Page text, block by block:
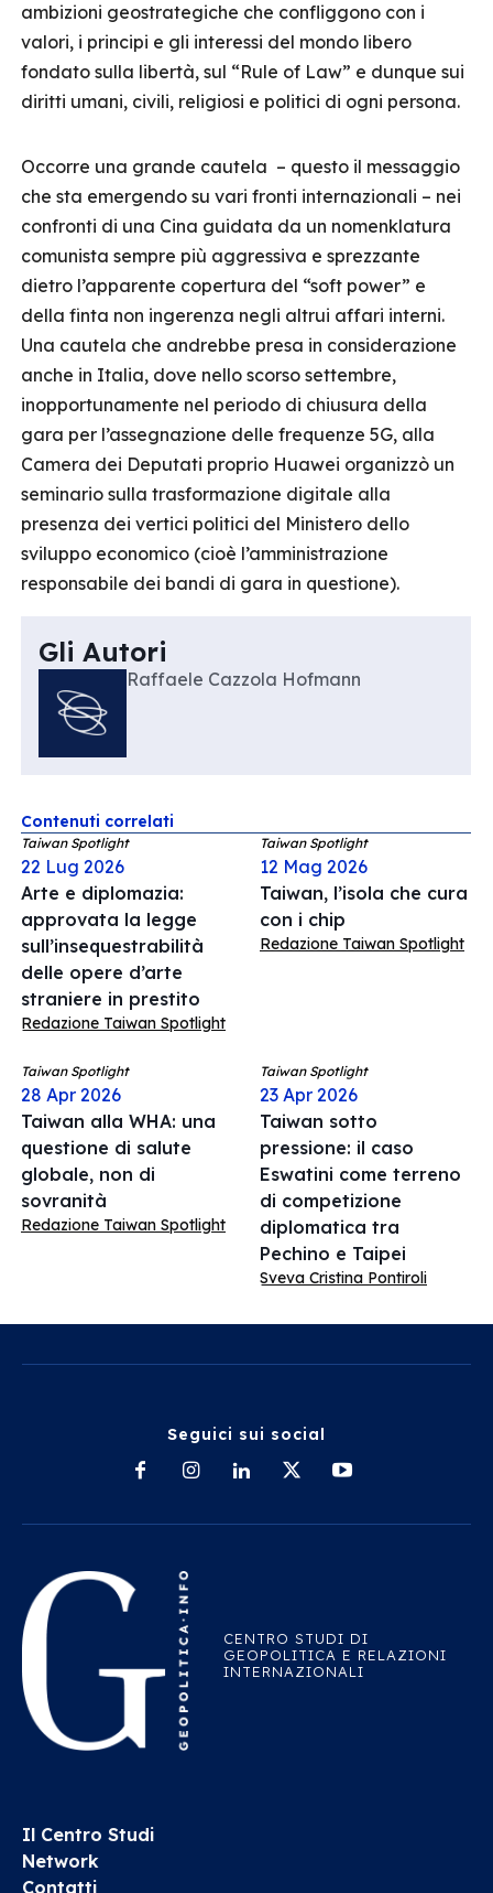
ambizioni geostrategiche che confliggono con i
valori, i principi e gli interessi del mondo libero
fondato sulla libertà, sul “Rule of Law” e dunque sui
diritti umani, civili, religiosi e politici di ogni persona.
Occorre una grande cautela – questo il messaggio
che sta emergendo su vari fronti internazionali – nei
confronti di una Cina guidata da un nomenklatura
comunista sempre più aggressiva e sprezzante
dietro l’apparente copertura del “soft power” e
della finta non ingerenza negli altrui affari interni.
Una cautela che andrebbe presa in considerazione
anche in Italia, dove nello scorso settembre,
inopportunamente nel periodo di chiusura della
gara per l’assegnazione delle frequenze 5G, alla
Camera dei Deputati proprio Huawei organizzò un
seminario sulla trasformazione digitale alla
presenza dei vertici politici del Ministero dello
sviluppo economico (cioè l’amministrazione
responsabile dei bandi di gara in questione).
Gli Autori
Raffaele Cazzola Hofmann
Contenuti correlati
Taiwan Spotlight
22 Lug 2026
Arte e diplomazia:
approvata la legge
sull’insequestrabilità
delle opere d’arte
straniere in prestito
Redazione Taiwan Spotlight
Taiwan Spotlight
12 Mag 2026
Taiwan, l’isola che cura
con i chip
Redazione Taiwan Spotlight
Taiwan Spotlight
28 Apr 2026
Taiwan alla WHA: una
questione di salute
globale, non di
sovranità
Redazione Taiwan Spotlight
Taiwan Spotlight
23 Apr 2026
Taiwan sotto
pressione: il caso
Eswatini come terreno
di competizione
diplomatica tra
Pechino e Taipei
Sveva Cristina Pontiroli
Seguici sui social
CENTRO STUDI DI
GEOPOLITICA E RELAZIONI
INTERNAZIONALI
Il Centro Studi
Network
Contatti